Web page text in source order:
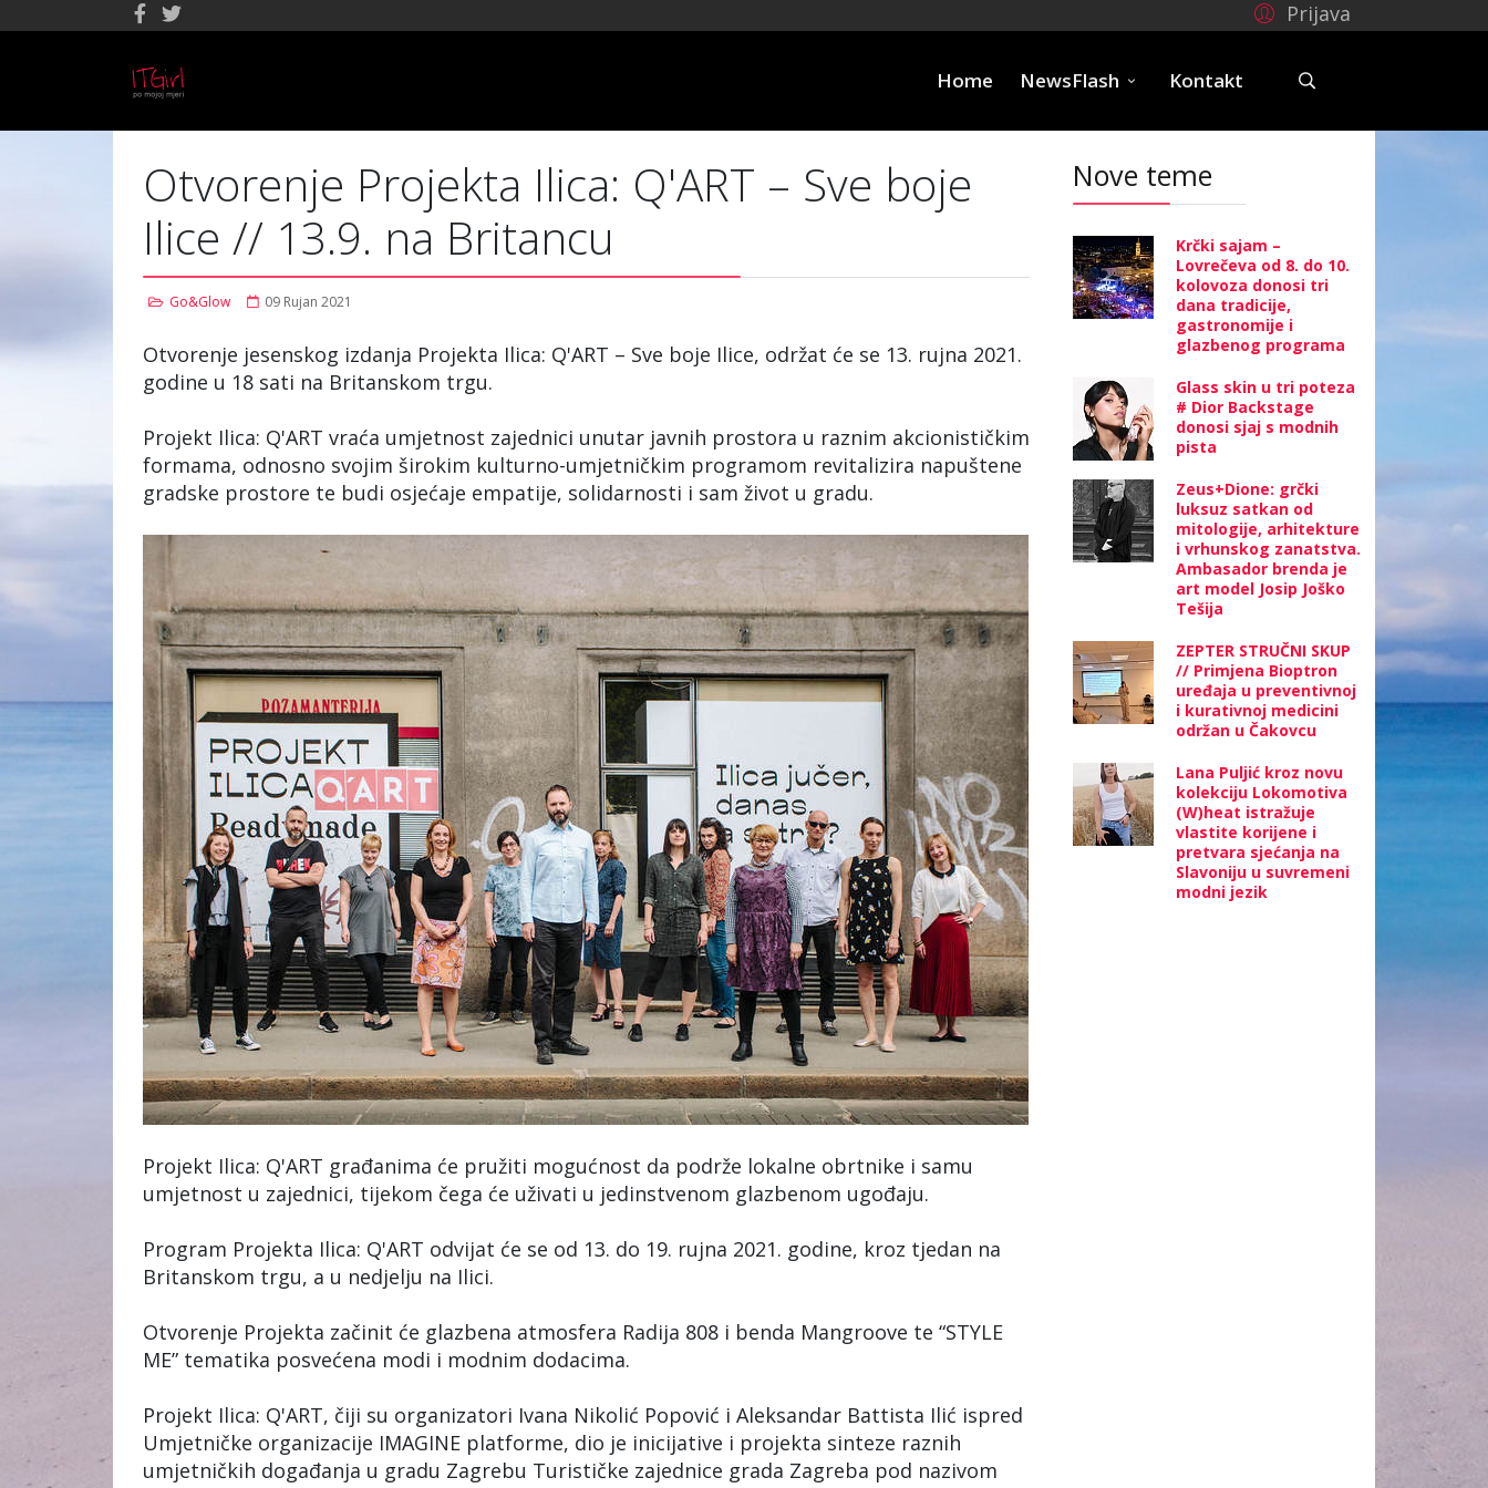
Prijava
Home NewsFlash Kontakt
Otvorenje Projekta Ilica: Q'ART – Sve boje
Ilice // 13.9. na Britancu
Go&Glow 09 Rujan 2021
Otvorenje jesenskog izdanja Projekta Ilica: Q'ART – Sve boje Ilice, održat će se 13. rujna 2021.
godine u 18 sati na Britanskom trgu.
Projekt Ilica: Q'ART vraća umjetnost zajednici unutar javnih prostora u raznim akcionističkim
formama, odnosno svojim širokim kulturno-umjetničkim programom revitalizira napuštene
gradske prostore te budi osjećaje empatije, solidarnosti i sam život u gradu.
Projekt Ilica: Q'ART građanima će pružiti mogućnost da podrže lokalne obrtnike i samu
umjetnost u zajednici, tijekom čega će uživati u jedinstvenom glazbenom ugođaju.
Program Projekta Ilica: Q'ART odvijat će se od 13. do 19. rujna 2021. godine, kroz tjedan na
Britanskom trgu, a u nedjelju na Ilici.
Otvorenje Projekta začinit će glazbena atmosfera Radija 808 i benda Mangroove te “STYLE
ME” tematika posvećena modi i modnim dodacima.
Projekt Ilica: Q'ART, čiji su organizatori Ivana Nikolić Popović i Aleksandar Battista Ilić ispred
Umjetničke organizacije IMAGINE platforme, dio je inicijative i projekta sinteze raznih
umjetničkih događanja u gradu Zagrebu Turističke zajednice grada Zagreba pod nazivom
Nove teme
Krčki sajam –
Lovrečeva od 8. do 10.
kolovoza donosi tri
dana tradicije,
gastronomije i
glazbenog programa
Glass skin u tri poteza
# Dior Backstage
donosi sjaj s modnih
pista
Zeus+Dione: grčki
luksuz satkan od
mitologije, arhitekture
i vrhunskog zanatstva.
Ambasador brenda je
art model Josip Joško
Tešija
ZEPTER STRUČNI SKUP
// Primjena Bioptron
uređaja u preventivnoj
i kurativnoj medicini
održan u Čakovcu
Lana Puljić kroz novu
kolekciju Lokomotiva
(W)heat istražuje
vlastite korijene i
pretvara sjećanja na
Slavoniju u suvremeni
modni jezik